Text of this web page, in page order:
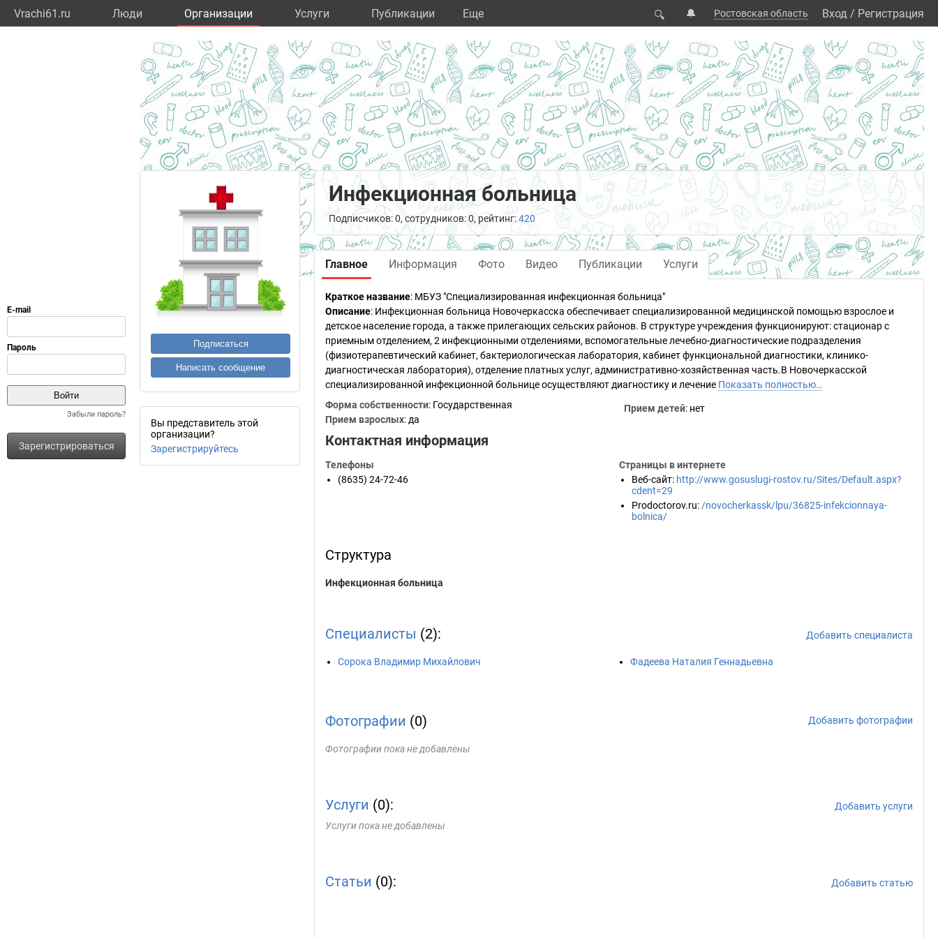
Vrachi61.ru Люди Организации Услуги Публикации Eще 🔍 🔔 Ростовская область Вход / Регистрация
Забыли пароль?
Зарегистрироваться
Подписаться
Написать сообщение
Вы представитель этой
организации?
Зарегистрируйтесь
Инфекционная больница
Подписчиков: 0, сотрудников: 0, рейтинг:420
Главное Информация Фото Видео Публикации Услуги
Краткое название: МБУЗ "Специализированная инфекционная больница"
Описание: Инфекционная больница Новочеркасска обеспечивает специализированной медицинской помощью взрослое и
детское население города, а также прилегающих сельских районов. В структуре учреждения функционируют: стационар с
приемным отделением, 2 инфекционными отделениями, вспомогательные лечебно-диагностические подразделения
(физиотерапевтический кабинет, бактериологическая лаборатория, кабинет функциональной диагностики, клинико-
диагностическая лаборатория), отделение платных услуг, административно-хозяйственная часть.В Новочеркасской
специализированной инфекционной больнице осуществляют диагностику и лечение Показать полностью…
Форма собственности: Государственная
Прием взрослых: да
Прием детей: нет
Контактная информация
Телефоны
(8635) 24-72-46
Страницы в интернете
Веб-сайт: http://www.gosuslugi-rostov.ru/Sites/Default.aspx?
cdent=29
Prodoctorov.ru: /novocherkassk/lpu/36825-infekcionnaya-
bolnica/
Структура
Инфекционная больница
Специалисты (2): Добавить специалиста
Сорока Владимир Михайлович Фадеева Наталия Геннадьевна
Фотографии (0) Добавить фотографии
Фотографии пока не добавлены
Услуги (0):
Добавить услуги
Услуги пока не добавлены
Статьи (0): Добавить статью